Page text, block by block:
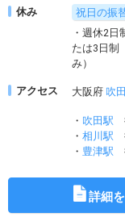
休み
祝日の振
・週休2
たは3日制
み）
アクセス 大阪府 吹
・ 吹田駅
・ 相川駅
・ 豊津駅
詳細